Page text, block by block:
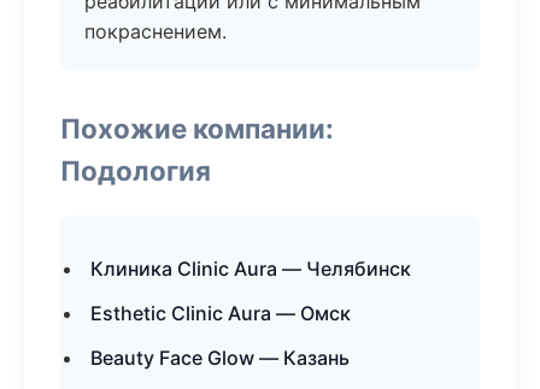
покраснением.
Похожие компании:
Подология
Клиника Clinic Aura — Челябинск
Esthetic Clinic Aura — Омск
Beauty Face Glow — Казань